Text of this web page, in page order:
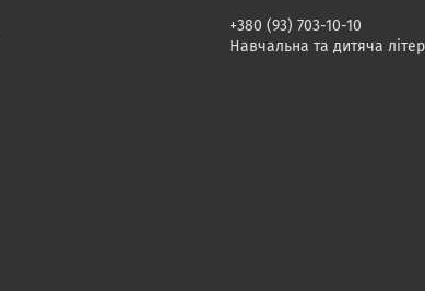
+380 (93) 703-10-10
Навчальна та дитяча